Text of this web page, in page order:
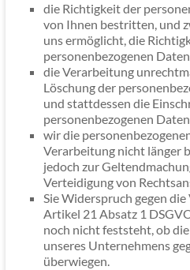
die Richtigkeit der
von Ihnen bestritten, und
uns ermöglicht, die
personenbezogenen
die Verarbeitung
Löschung der
und stattdessen die
personenbezogenen
wir die
Verarbeitung nicht länger
jedoch zur
Verteidigung von
Sie Widerspruch gegen
Artikel 21 Absatz 1
noch nicht feststeht, ob
unseres Unternehmens
überwiegen.